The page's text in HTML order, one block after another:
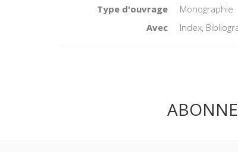
Type d'ouvrage
Monographie
Avec
Index,